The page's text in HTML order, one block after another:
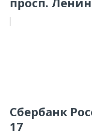
Сбербанк
17